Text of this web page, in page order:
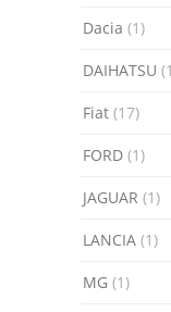
Dacia (1)
DAIHATSU
Fiat (17)
FORD (1)
JAGUAR (1)
LANCIA (1)
MG (1)